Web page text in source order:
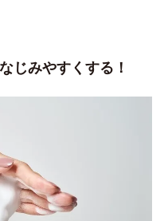
じみやすくする！